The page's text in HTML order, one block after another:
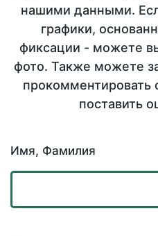
нашими данными.
графики,
фиксации - можете
фото. Также можете
прокомментировать
поставить
Имя, Фамилия